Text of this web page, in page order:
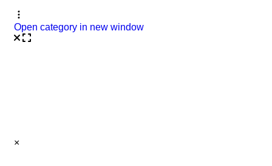
Open category in new window
×